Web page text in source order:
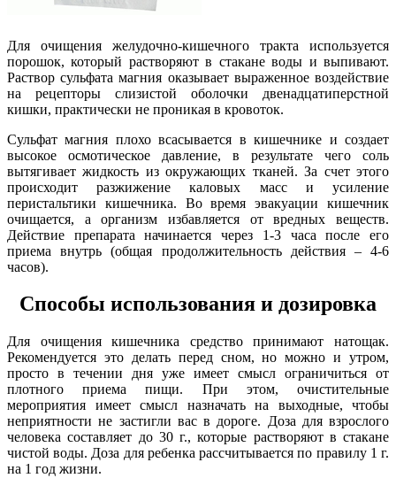
Для очищения желудочно-кишечного тракта используется
порошок, который растворяют в стакане воды и выпивают.
Раствор сульфата магния оказывает выраженное воздействие
на рецепторы слизистой оболочки двенадцатиперстной
кишки, практически не проникая в кровоток.
Сульфат магния плохо всасывается в кишечнике и создает
высокое осмотическое давление, в результате чего соль
вытягивает жидкость из окружающих тканей. За счет этого
происходит разжижение каловых масс и усиление
перистальтики кишечника. Во время эвакуации кишечник
очищается, а организм избавляется от вредных веществ.
Действие препарата начинается через 1-3 часа после его
приема внутрь (общая продолжительность действия – 4-6
часов).
Способы использования и дозировка
Для очищения кишечника средство принимают натощак.
Рекомендуется это делать перед сном, но можно и утром,
просто в течении дня уже имеет смысл ограничиться от
плотного приема пищи. При этом, очистительные
мероприятия имеет смысл назначать на выходные, чтобы
неприятности не застигли вас в дороге. Доза для взрослого
человека составляет до 30 г., которые растворяют в стакане
чистой воды. Доза для ребенка рассчитывается по правилу 1 г.
на 1 год жизни.